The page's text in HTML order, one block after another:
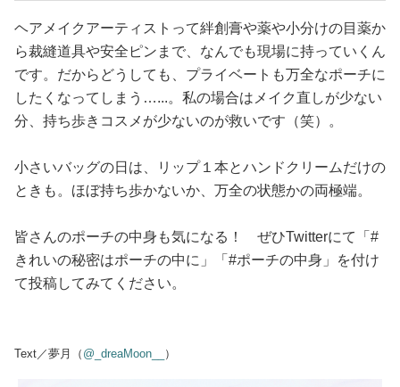
ヘアメイクアーティストって絆創膏や薬や小分けの目薬か
ら裁縫道具や安全ピンまで、なんでも現場に持っていくん
です。だからどうしても、プライベートも万全なポーチに
したくなってしまう…...。私の場合はメイク直しが少ない
分、持ち歩きコスメが少ないのが救いです（笑）。
小さいバッグの日は、リップ１本とハンドクリームだけの
ときも。ほぼ持ち歩かないか、万全の状態かの両極端。
皆さんのポーチの中身も気になる！ ぜひTwitterにて「#
きれいの秘密はポーチの中に」「#ポーチの中身」を付け
て投稿してみてください。
Text／夢月（ @_dreaMoon__ ）